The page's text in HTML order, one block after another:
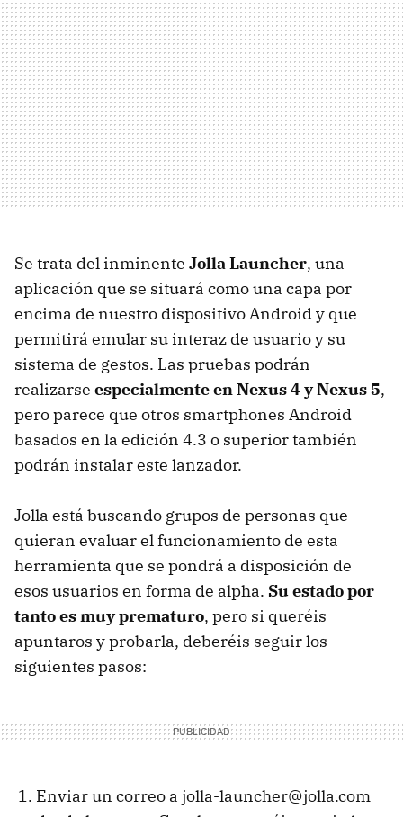
Se trata del inminente Jolla Launcher, una
aplicación que se situará como una capa por
encima de nuestro dispositivo Android y que
permitirá emular su interaz de usuario y su
sistema de gestos. Las pruebas podrán
realizarse especialmente en Nexus 4 y Nexus 5,
pero parece que otros smartphones Android
basados en la edición 4.3 o superior también
podrán instalar este lanzador.
Jolla está buscando grupos de personas que
quieran evaluar el funcionamiento de esta
herramienta que se pondrá a disposición de
esos usuarios en forma de alpha. Su estado por
tanto es muy prematuro, pero si queréis
apuntaros y probarla, deberéis seguir los
siguientes pasos:
Enviar un correo a jolla-launcher@jolla.com